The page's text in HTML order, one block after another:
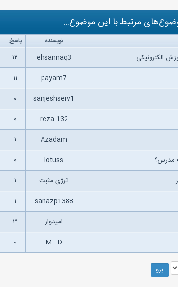
مرتبط با این موضوع...
نویسنده پاسخ:
الکترونیکی ehsannaq3 ۱۲
payam7 ۱۱
sanjeshserv1 ۰
reza 132 ۰
Azadam ۱
مدرس؟ lotuss ۰
انرژی مثبت ۱
sanazp1388 ۱
امیدوار ۳
M...D ۰